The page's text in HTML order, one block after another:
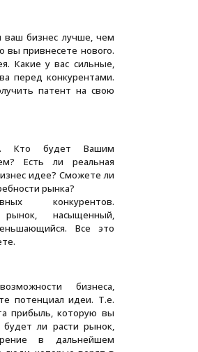
ваш бизнес лучше, чем
привнесете нового.
Какие у вас сильные,
перед конкурентами.
патент на свою
Кто будет Вашим
Есть ли реальная
идее? Сможете ли
рынка?
конкурентов.
насыщенный,
Все это
бизнеса,
потенциал идеи. Т.е.
прибыль, которую вы
будет ли расти рынок,
в дальнейшем